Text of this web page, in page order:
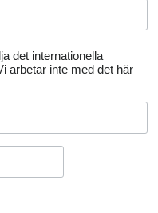
det internationella
arbetar inte med det här